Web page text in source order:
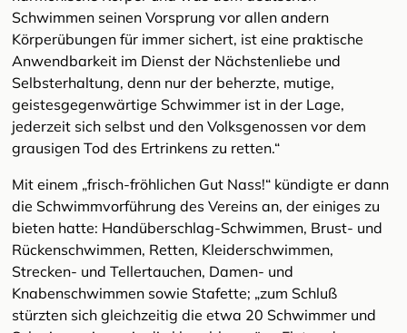
Schwimmen seinen Vorsprung vor allen andern
Körperübungen für immer sichert, ist eine praktische
Anwendbarkeit im Dienst der Nächstenliebe und
Selbsterhaltung, denn nur der beherzte, mutige,
geistesgegenwärtige Schwimmer ist in der Lage,
jederzeit sich selbst und den Volksgenossen vor dem
grausigen Tod des Ertrinkens zu retten.“
Mit einem „frisch-fröhlichen Gut Nass!“ kündigte er dann
die Schwimmvorführung des Vereins an, der einiges zu
bieten hatte: Handüberschlag-Schwimmen, Brust- und
Rückenschwimmen, Retten, Kleiderschwimmen,
Strecken- und Tellertauchen, Damen- und
Knabenschwimmen sowie Stafette; „zum Schluß
stürzten sich gleichzeitig die etwa 20 Schwimmer und